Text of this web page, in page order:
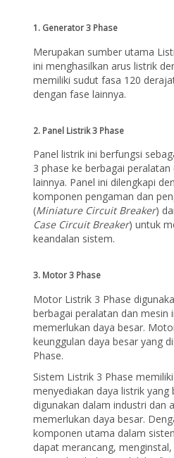
1. Generator 3 Phase
Merupakan sumber utama
ini menghasilkan arus listrik
memiliki sudut fasa 120
dengan fase lainnya.
2. Panel Listrik 3 Phase
Panel listrik ini berfungsi
3 phase ke berbagai
lainnya. Panel ini dilengkapi
komponen pengaman dan
(Miniature Circuit Breaker)
Case Circuit Breaker) untuk
keandalan sistem.
3. Motor 3 Phase
Motor Listrik 3 Phase
berbagai peralatan dan mesin
memerlukan daya besar.
keunggulan daya besar yang
Phase.
Sistem Listrik 3 Phase
menyediakan daya listrik yang
digunakan dalam industri dan
memerlukan daya besar.
komponen utama dalam
dapat merancang,